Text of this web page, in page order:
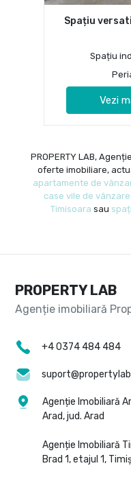
Spațiu
Spațiu
Vezi
PROPERTY LAB,
oferte imobiliare,
apartamente de
case vile de
Timisoara sau
PROPERTY LAB
+4 0374 484 484
Agenție Imobiliară
Arad, jud. Arad
Agenție Imobiliară
Brad 1, etajul 1,